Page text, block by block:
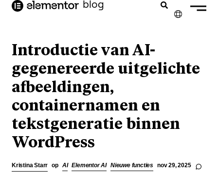
blog
ENGLISH
FRANÇAIS
PORTUGUÊS
ESPAÑOL
Introductie van AI-
gegenereerde uitgelichte
afbeeldingen,
containernamen en
tekstgeneratie binnen
WordPress
Kristina Starr op AI Elementor AI Nieuwe functies nov 29, 2025